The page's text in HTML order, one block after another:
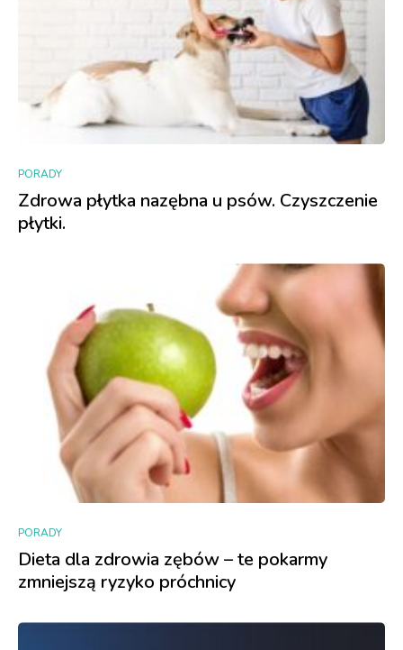
PORADY
Zdrowa płytka nazębna u psów. Czyszczenie
płytki.
PORADY
Dieta dla zdrowia zębów – te pokarmy
zmniejszą ryzyko próchnicy